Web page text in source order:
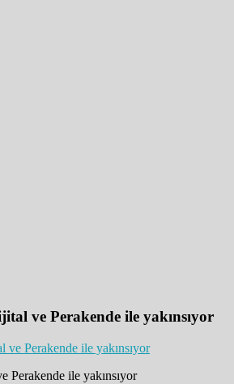
ve Perakende ile yakınsıyor
Perakende ile yakınsıyor